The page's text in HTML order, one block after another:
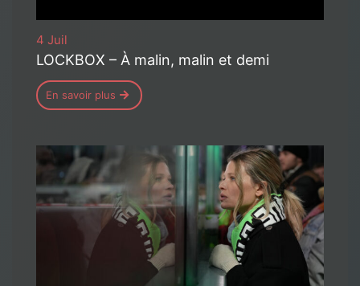
4 Juil
LOCKBOX – À malin, malin et demi
En savoir plus